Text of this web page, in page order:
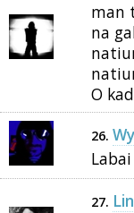
man
na
O
26.
27.